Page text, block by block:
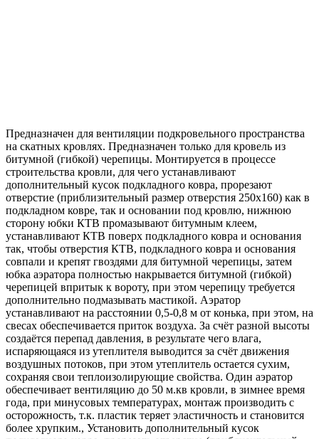
Предназначен для вентиляции подкровельного пространства
на скатных кровлях. Предназначен только для кровель из
битумной (гибкой) черепицы. Монтируется в процессе
строительства кровли, для чего устанавливают
дополнительный кусок подкладного ковра, прорезают
отверстие (приблизительный размер отверстия 250х160) как в
подкладном ковре, так и основании под кровлю, нижнюю
сторону юбки КТВ промазывают битумным клеем,
устанавливают КТВ поверх подкладного ковра и основания
так, чтобы отверстия КТВ, подкладного ковра и основания
совпали и крепят гвоздями для битумной черепицы, затем
юбка аэратора полностью накрывается битумной (гибкой)
черепицей впритык к вороту, при этом черепицу требуется
дополнительно подмазывать мастикой. Аэратор
устанавливают на расстоянии 0,5-0,8 м от конька, при этом, на
свесах обеспечивается приток воздуха. За счёт разной высоты
создаётся перепад давления, в результате чего влага,
испаряющаяся из утеплителя выводится за счёт движения
воздушных потоков, при этом утеплитель остается сухим,
сохраняя свои теплоизолирующие свойства. Один аэратор
обеспечивает вентиляцию до 50 м.кв кровли, в зимнее время
года, при минусовых температурах, монтаж производить с
осторожность, т.к. пластик теряет эластичность и становится
более хрупким., Установить дополнительный кусок